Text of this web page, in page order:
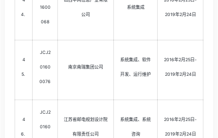
4.
1600
068
公司
系统集成
2019年2月24日
4
5.
JCJ2
0160
0076
南京南瑞集团公司
系统集成、软件
开发、运行维护
2016年2月25日-
2019年2月24日
4
6.
JCJ2
0160
江苏省邮电规划设计院
有限责任公司
系统集成、系统
咨询
2016年2月25日-
2019年2月24日